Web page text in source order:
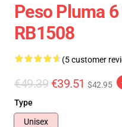
Peso Pluma
RB1508
(5 customer
€49.39 €39.51 $42.95
Type
Unisex